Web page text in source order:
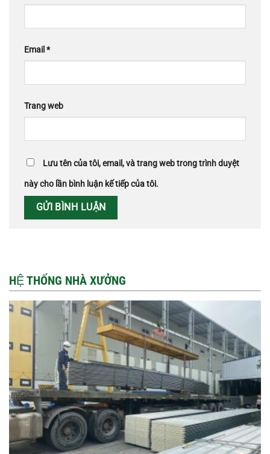
Email *
Trang web
Lưu tên của tôi, email, và trang web trong trình duyệt
này cho lần bình luận kế tiếp của tôi.
HỆ THỐNG NHÀ XƯỞNG